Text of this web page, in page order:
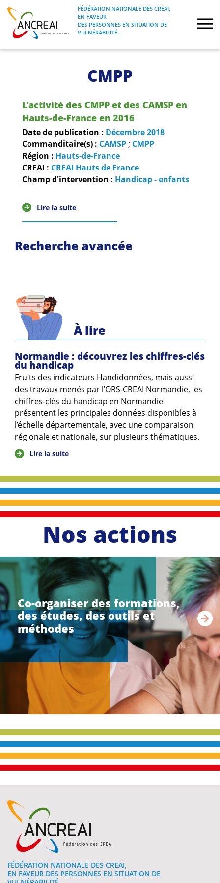
Skip
content
ANCREAI
FÉDÉRATION NATIONALE DES CREAI, EN
FAVEUR DES PERSONNES EN SITUATION
FÉDÉRATION NATIONALE DES CREAI,
EN FAVEUR
DES PERSONNES EN SITUATION DE
VULNÉRABILITÉ.
Journées nationales
Formations
Projets Fédéraux
Guides et outils
Actualités
CMPP
L’activité des CMPP et des CAMSP en
Hauts-de-France en 2016
Date de publication : Décembre2018
Commanditaire(s) : CAMSP ; CMPP
Région : Hauts-de-France
CREAI : CREAI Hauts de France
Champ d'intervention : Handicap - enfants
Lire la suite
Recherche avancée
À lire
Normandie : découvrez les chiffres-clés
du handicap
Fruits des indicateurs Handidonnées, mais aussi
des travaux menés par l’ORS-CREAI Normandie, les
chiffres-clés du handicap en Normandie
présentent les principales données disponibles à
l’échelle départementale, avec une comparaison
régionale et nationale, sur plusieurs thématiques.
Lire la suite
Nos actions
Co-organiser des formations,
des études, des outils et
méthodes
li
r
e
a
u
i
t
e
FÉDÉRATION NATIONALE DES CREAI,
EN FAVEUR DES PERSONNES EN SITUATION DE